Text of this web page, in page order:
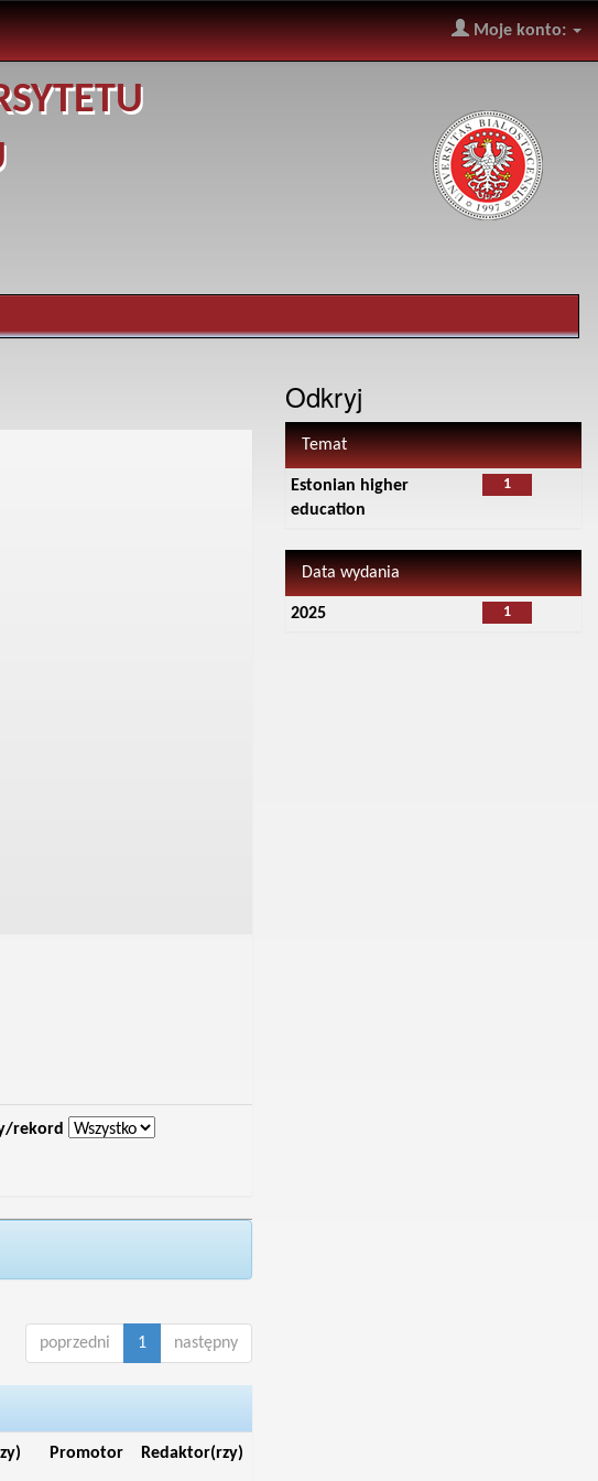
Moje konto:
rekord
poprzedni 1 następny
Promotor Redaktor(rzy)
Odkryj
Temat
1
Estonian higher
education
Data wydania
1
2025